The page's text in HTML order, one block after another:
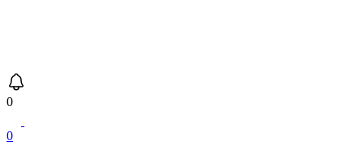
0
0